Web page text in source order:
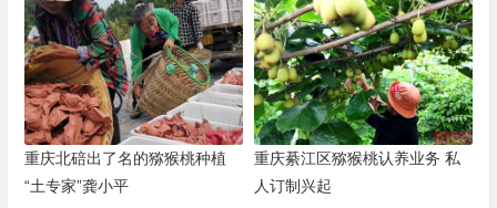
重庆北碚出了名的猕猴桃种植
“土专家”龚小平
重庆綦江区猕猴桃认养业务 私
人订制兴起